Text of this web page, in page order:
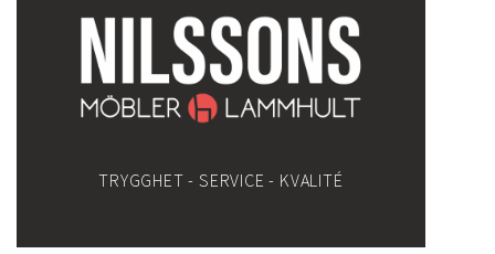
TRYGGHET - SERVICE - KVALITÉ